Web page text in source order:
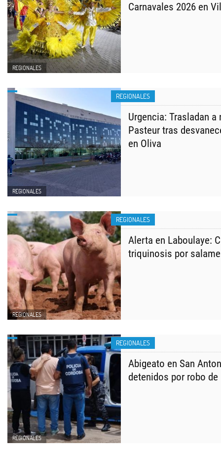
REGIONALES
Carnavales 2026 en
REGIONALES
REGIONALES
Urgencia: Trasladan
Pasteur tras
en Oliva
REGIONALES
REGIONALES
Alerta en Laboulaye:
triquinosis por
REGIONALES
REGIONALES
Abigeato en San
detenidos por robo de